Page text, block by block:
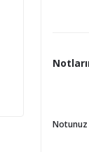
Notunuz